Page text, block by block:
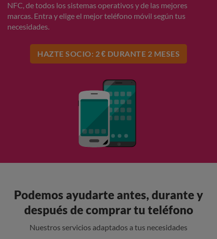
NFC, de todos los sistemas operativos y de las mejores
marcas. Entra y elige el mejor teléfono móvil según tus
necesidades.
HAZTE SOCIO: 2 € DURANTE 2 MESES
Podemos ayudarte antes, durante y
después de comprar tu teléfono
Nuestros servicios adaptados a tus necesidades